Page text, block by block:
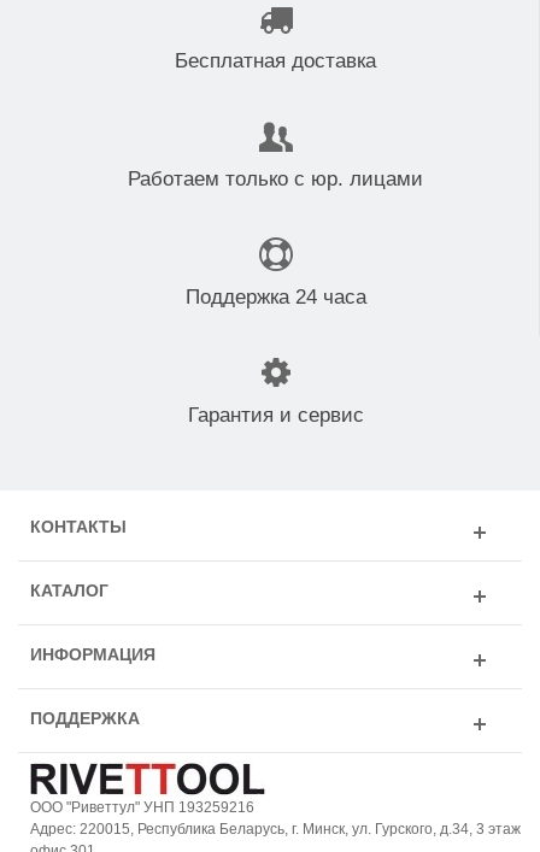
Бесплатная доставка
Работаем только с юр. лицами
Поддержка 24 часа
Гарантия и сервис
КОНТАКТЫ
КАТАЛОГ
ИНФОРМАЦИЯ
ПОДДЕРЖКА
ООО "Риветтул" УНП 193259216
Адрес: 220015, Республика Беларусь, г. Минск, ул. Гурского, д.34, 3 этаж